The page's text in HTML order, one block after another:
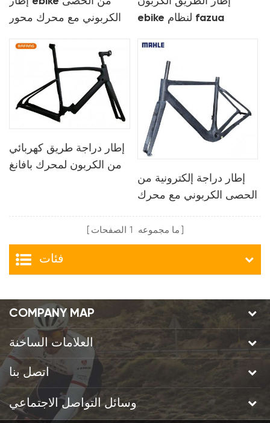
الكربوني مع محرك محور
ebike لنظام fazua
إطار دراجة طريق كهربائي
من الكربون لمحرك بافانغ
إطار دراجة إلكترونية من
الحصى الكربوني مع محرك
الدراجة الإلكترونية mahle
X35
ما مجموعه 1 الصفحات
فئات
COMPANY MAP
العلامات الساخنة
اتصل بنا
وسائل التواصل الاجتماعي